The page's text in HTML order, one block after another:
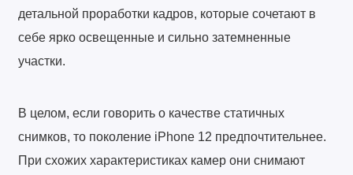
детальной проработки кадров, которые сочетают в
себе ярко освещенные и сильно затемненные
участки.
В целом, если говорить о качестве статичных
снимков, то поколение iPhone 12 предпочтительнее.
При схожих характеристиках камер они снимают